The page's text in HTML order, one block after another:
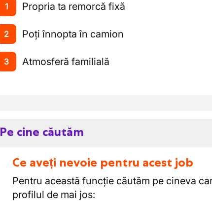
1 Propria ta remorcă fixă
2 Poți înnopta în camion
3 Atmosferă familială
Pe cine căutăm
Ce aveți nevoie pentru acest job
Pentru această funcție căutăm pe cineva
profilul de mai jos: